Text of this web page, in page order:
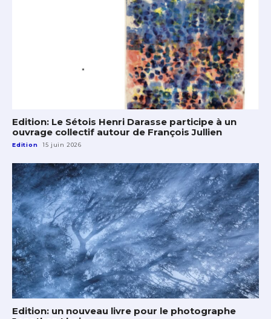
Edition: Le Sétois Henri Darasse participe à un
ouvrage collectif autour de François Jullien
Edition 15 juin 2026
Edition: un nouveau livre pour le photographe